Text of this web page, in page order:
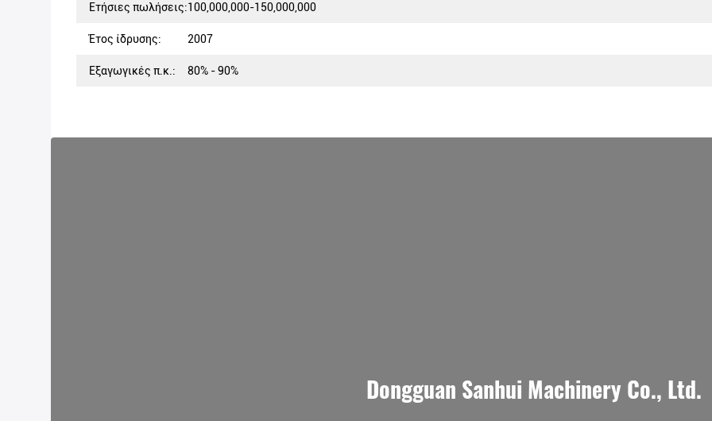
Ετήσιες πωλήσεις:100,000,000-150,000,000
Έτος ίδρυσης: 2007
Εξαγωγικές π.κ.: 80% - 90%
Dongguan Sanhui Machinery Co., Ltd.